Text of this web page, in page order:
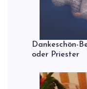
Dankeschön-
oder Priester